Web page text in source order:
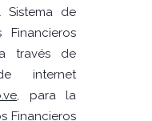
Sistema de
Financieros
a través de
internet
, para la
Financieros